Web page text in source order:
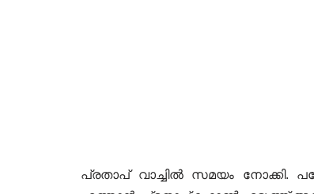
പ്രതാപ് വാച്ചിൽ സമയം നോക്കി.